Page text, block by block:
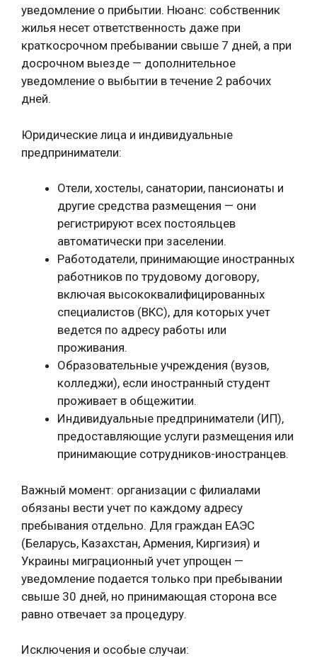
уведомление о прибытии. Нюанс: собственник
жилья несет ответственность даже при
краткосрочном пребывании свыше 7 дней, а при
досрочном выезде — дополнительное
уведомление о выбытии в течение 2 рабочих
дней.
Юридические лица и индивидуальные
предприниматели:
Отели, хостелы, санатории, пансионаты и
другие средства размещения — они
регистрируют всех постояльцев
автоматически при заселении.
Работодатели, принимающие иностранных
работников по трудовому договору,
включая высококвалифицированных
специалистов (ВКС), для которых учет
ведется по адресу работы или
проживания.
Образовательные учреждения (вузов,
колледжи), если иностранный студент
проживает в общежитии.
Индивидуальные предприниматели (ИП),
предоставляющие услуги размещения или
принимающие сотрудников-иностранцев.
Важный момент: организации с филиалами
обязаны вести учет по каждому адресу
пребывания отдельно. Для граждан ЕАЭС
(Беларусь, Казахстан, Армения, Киргизия) и
Украины миграционный учет упрощен —
уведомление подается только при пребывании
свыше 30 дней, но принимающая сторона все
равно отвечает за процедуру.
Исключения и особые случаи: